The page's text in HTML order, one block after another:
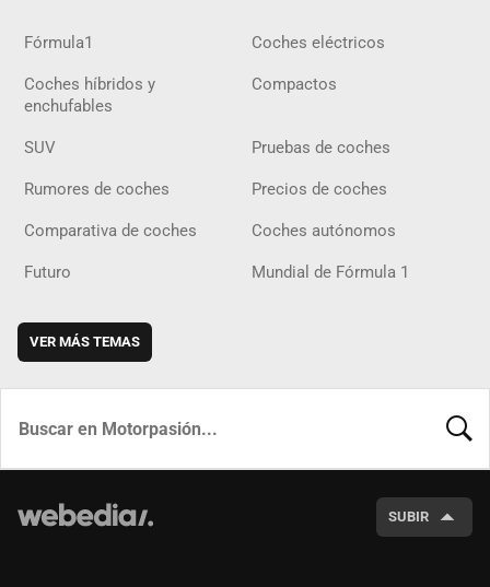
Fórmula1 Coches eléctricos
Coches híbridos y
enchufables
Compactos
SUV Pruebas de coches
Rumores de coches Precios de coches
Comparativa de coches Coches autónomos
Futuro Mundial de Fórmula 1
VER MÁS TEMAS
SUBIR